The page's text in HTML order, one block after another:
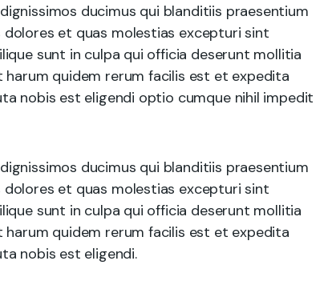
ducimus qui blanditiis praesentium
et quas molestias excepturi sint
sunt in culpa qui officia deserunt mollitia
quidem rerum facilis est et expedita
nobis est eligendi optio cumque nihil impedit
ducimus qui blanditiis praesentium
et quas molestias excepturi sint
sunt in culpa qui officia deserunt mollitia
quidem rerum facilis est et expedita
nobis est eligendi.